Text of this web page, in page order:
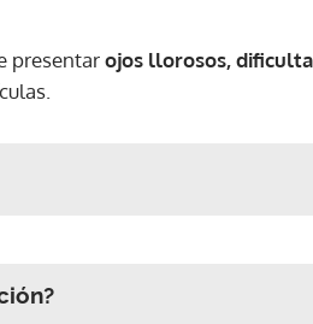
presentarojos llorosos,